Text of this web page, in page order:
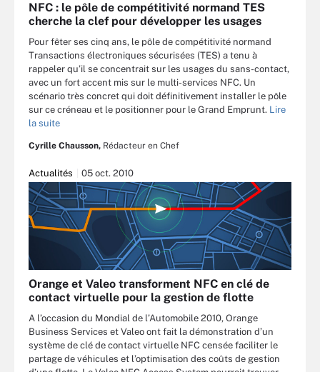
NFC : le pôle de compétitivité normand TES
cherche la clef pour développer les usages
Pour fêter ses cinq ans, le pôle de compétitivité normand
Transactions électroniques sécurisées (TES) a tenu à
rappeler qu’il se concentrait sur les usages du sans-contact,
avec un fort accent mis sur le multi-services NFC. Un
scénario très concret qui doit définitivement installer le pôle
sur ce créneau et le positionner pour le Grand Emprunt. Lire
la suite
Cyrille Chausson, Rédacteur en Chef
Actualités 05 oct. 2010
Orange et Valeo transforment NFC en clé de
contact virtuelle pour la gestion de flotte
A l’occasion du Mondial de l’Automobile 2010, Orange
Business Services et Valeo ont fait la démonstration d’un
système de clé de contact virtuelle NFC censée faciliter le
partage de véhicules et l’optimisation des coûts de gestion